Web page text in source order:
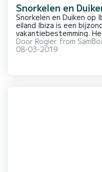
Snorkelen en
Snorkelen en Duiken op Ibiza Niet alleen
eiland Ibiza is een bijzonder populaire
vakantiebestemming.
party-eiland en dat is
komen tienduizenden
Door Rogier from
08-03-2019